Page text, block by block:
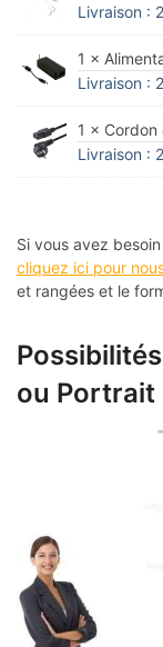
Livraison :
1 ×
Livraison :
1 × Cordon
Livraison :
Si vous avez
cliquez ici pour
et rangées et le
ou Portrait